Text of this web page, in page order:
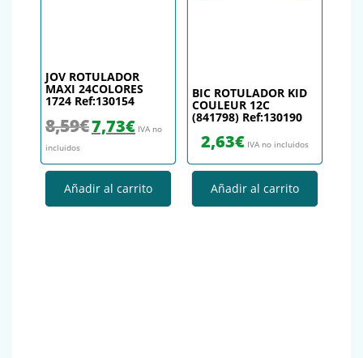
JOV ROTULADOR
MAXI 24COLORES
1724 Ref:130154
8,59€El precio original era: 8,59€.
7,73€El precio actual es: 7,73€.
IVA no
incluidos
Añadir al carrito
BIC ROTULADOR KID
COULEUR 12C
(841798) Ref:130190
2,63€ IVA no incluidos
Añadir al carrito